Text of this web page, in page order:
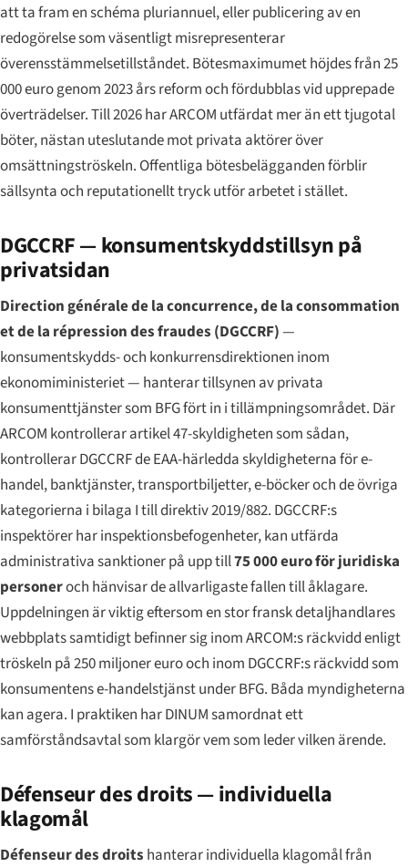
att ta fram enschéma pluriannuel, eller publicering av en
redogörelse som väsentligt misrepresenterar
överensstämmelsetillståndet. Bötesmaximumet höjdes från 25
000 euro genom 2023 års reform och fördubblas vid upprepade
överträdelser. Till 2026 har ARCOM utfärdat mer än ett tjugotal
böter, nästan uteslutande mot privata aktörer över
omsättningströskeln. Offentliga bötesbelägganden förblir
sällsynta och reputationellt tryck utför arbetet i stället.
DGCCRF — konsumentskyddstillsyn på
privatsidan
Direction générale de la concurrence, de la consommation
et de la répression des fraudes (DGCCRF)—
konsumentskydds- och konkurrensdirektionen inom
ekonomiministeriet — hanterar tillsynen av privata
konsumenttjänster som BFG fört in i tillämpningsområdet. Där
ARCOM kontrollerar artikel 47-skyldigheten som sådan,
kontrollerar DGCCRF de EAA-härledda skyldigheterna för e-
handel, banktjänster, transportbiljetter, e-böcker och de övriga
kategorierna i bilaga I till direktiv 2019/882. DGCCRF:s
inspektörer har inspektionsbefogenheter, kan utfärda
administrativa sanktioner på upp till75 000 euro för juridiska
personeroch hänvisar de allvarligaste fallen till åklagare.
Uppdelningen är viktig eftersom en stor fransk detaljhandlares
webbplats samtidigt befinner sig inom ARCOM:s räckvidd enligt
tröskeln på 250 miljoner euro och inom DGCCRF:s räckvidd som
konsumentens e-handelstjänst under BFG. Båda myndigheterna
kan agera. I praktiken har DINUM samordnat ett
samförståndsavtal som klargör vem som leder vilken ärende.
Défenseur des droits — individuella
klagomål
Défenseur des droits hanterar individuella klagomål från